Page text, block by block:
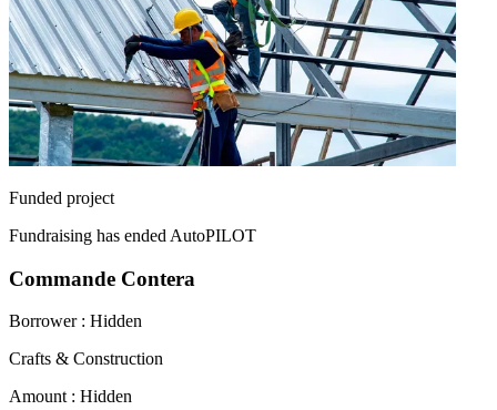
Funded project
Fundraising has ended AutoPILOT
Commande Contera
Borrower : Hidden
Crafts & Construction
Amount : Hidden